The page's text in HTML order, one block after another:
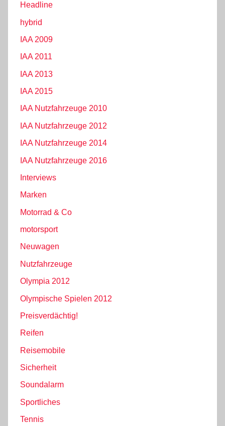
Headline
hybrid
IAA 2009
IAA 2011
IAA 2013
IAA 2015
IAA Nutzfahrzeuge 2010
IAA Nutzfahrzeuge 2012
IAA Nutzfahrzeuge 2014
IAA Nutzfahrzeuge 2016
Interviews
Marken
Motorrad & Co
motorsport
Neuwagen
Nutzfahrzeuge
Olympia 2012
Olympische Spielen 2012
Preisverdächtig!
Reifen
Reisemobile
Sicherheit
Soundalarm
Sportliches
Tennis